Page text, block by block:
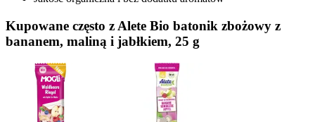
Kupowane często z Alete Bio batonik zbożowy z
bananem, maliną i jabłkiem, 25 g